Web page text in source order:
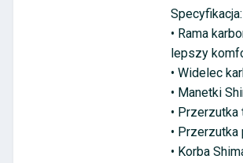
Specyfikacja:
• Rama
lepszy
• Widelec
• Manetki
• Przerzutka
• Przerzutka
• Korba